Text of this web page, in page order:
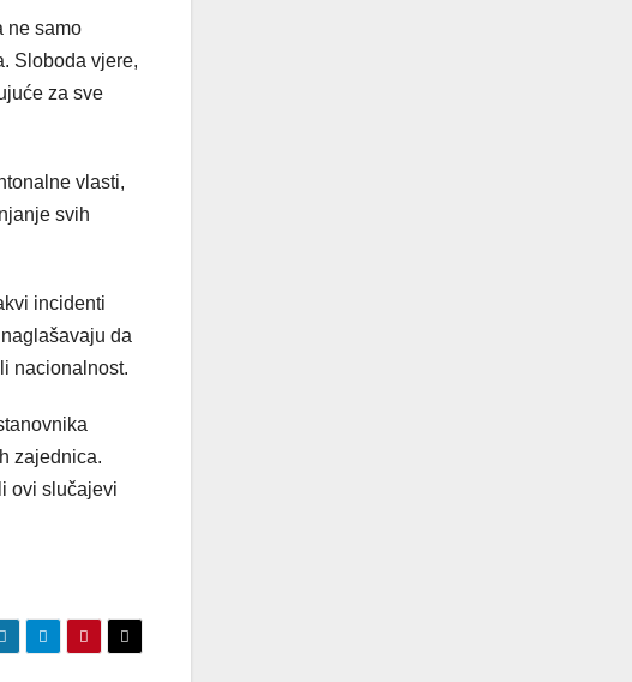
ne samo
Sloboda vjere,
za sve
vlasti,
svih
incidenti
da
nacionalnost.
zajednica.
ovi slučajevi